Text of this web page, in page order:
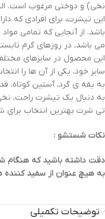
نخی) و دوختی مرغوب است.
این تیشرت، برای افرادی
باشد. از آنجایی که تمامی
می باشد، در روزهای گرم
این محصول در سایزهای
سایز خود، یکی از آن ها را
به یقه ی گرد، آستین کوتاه،
به دنبال یک تیشرت راحت،
تی شرت بهترین انتخاب
نکات شستشو :
به هیچ عنوان از سفید
توضیحات تکمیلی